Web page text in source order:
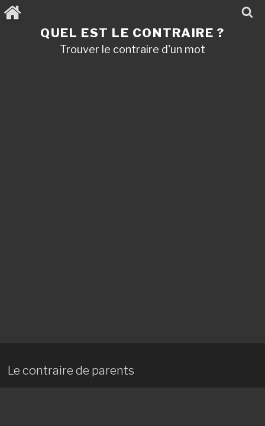
Aller
au
QUEL EST LE CONTRAIRE ?
Trouver le contraire d'un mot
Le contraire de parents